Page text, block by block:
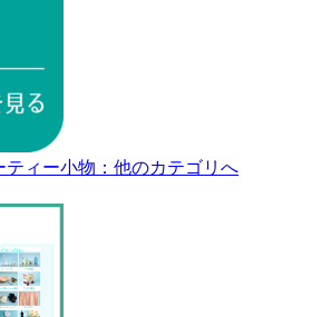
ティー小物：他のカテゴリへ